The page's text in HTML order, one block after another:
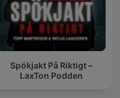
Spökjakt På Riktigt –
LaxTon Podden